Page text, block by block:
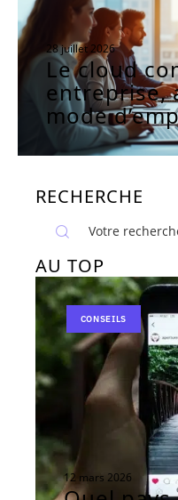
28 juillet 2026
Le cloud
entreprise,
mode
RECHERCHE
AU TOP
CONSEILS
12 mars 2026